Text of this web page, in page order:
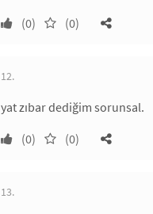
(0)
(0)
12.
yat zıbar dediğim sorunsal.
(0)
(0)
13.